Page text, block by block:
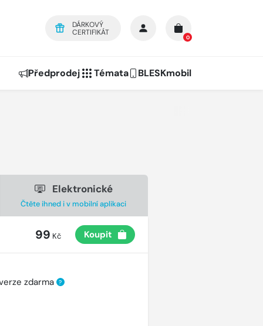
DÁRKOVÝ
CERTIFIKÁT
0
Předprodej Témata BLESKmobil
Elektronické
Čtěte ihned i v mobilní aplikaci
99 Kč Koupit
zdarma ?